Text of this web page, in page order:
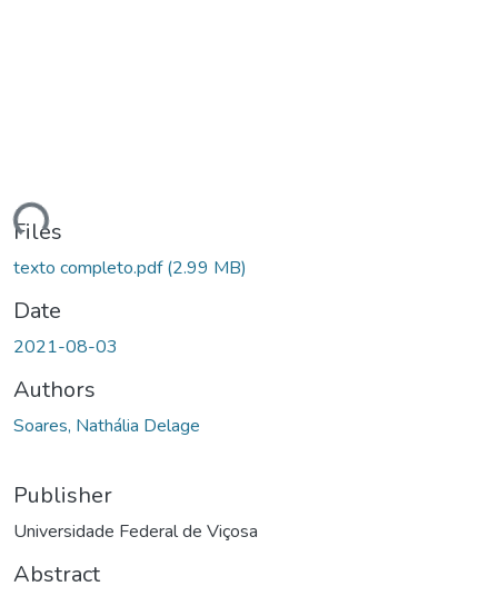
Files
texto completo.pdf(2.99 MB)
Date
2021-08-03
Authors
Soares, Nathália Delage
Publisher
Universidade Federal de Viçosa
Abstract